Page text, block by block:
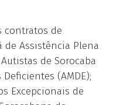
contratos de
de Assistência Plena
de Sorocaba
(AMDE);
Excepcionais de